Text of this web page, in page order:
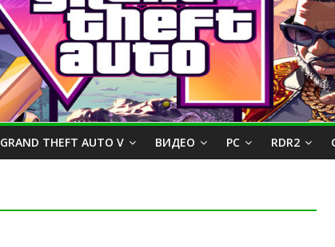
GRAND THEFT AUTO V ВИДЕО PC RDR2